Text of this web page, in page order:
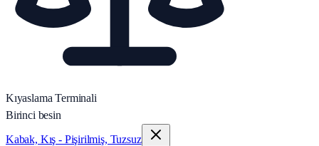
Kıyaslama Terminali
Birinci besin
Kabak, Kış - Pişirilmiş, Tuzsuz